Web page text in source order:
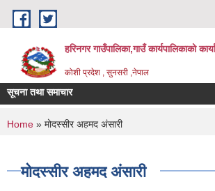
Skip to main content
हरिनगर गाउँपालिका,गाउँ कार्यपालिकाको
कोशी प्रदेश , सुनसरी ,नेपाल
सूचना तथा समाचार
बारे सू |
You are here
Home » मोदस्सीर अहमद अंसारी
मोदस्सीर अहमद अंसारी